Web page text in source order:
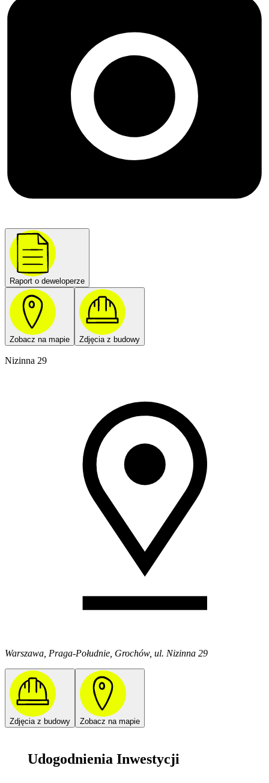
Raport o deweloperze
Zobacz na mapie Zdjęcia z budowy
Nizinna 29
Warszawa, Praga-Południe, Grochów, ul. Nizinna 29
Zdjęcia z budowy Zobacz na mapie
Udogodnienia Inwestycji